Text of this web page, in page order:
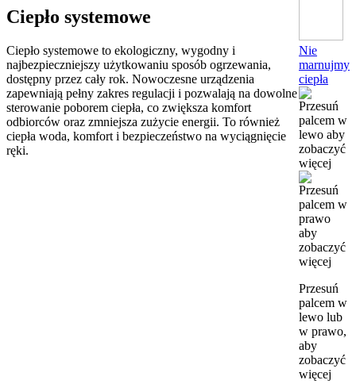
Ciepło systemowe
Ciepło systemowe to ekologiczny, wygodny i
najbezpieczniejszy użytkowaniu sposób ogrzewania,
dostępny przez cały rok. Nowoczesne urządzenia
zapewniają pełny zakres regulacji i pozwalają na dowolne
sterowanie poborem ciepła, co zwiększa komfort
odbiorców oraz zmniejsza zużycie energii. To również
ciepła woda, komfort i bezpieczeństwo na wyciągnięcie
ręki.
Nie
marnujmy
ciepła
Przesuń
palcem w
lewo lub
w prawo,
aby
zobaczyć
więcej